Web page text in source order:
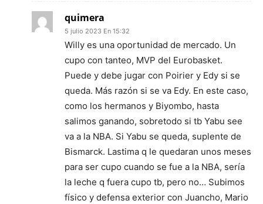
quimera
5 julio 2023 En 15:32
Willy es una oportunidad de mercado. Un
cupo con tanteo, MVP del Eurobasket.
Puede y debe jugar con Poirier y Edy si se
queda. Más razón si se va Edy. En este caso,
como los hermanos y Biyombo, hasta
salimos ganando, sobretodo si tb Yabu see
va a la NBA. Si Yabu se queda, suplente de
Bismarck. Lastima q le quedaran unos meses
para ser cupo cuando se fue a la NBA, sería
la leche q fuera cupo tb, pero no… Subimos
físico y defensa exterior con Juancho, Mario